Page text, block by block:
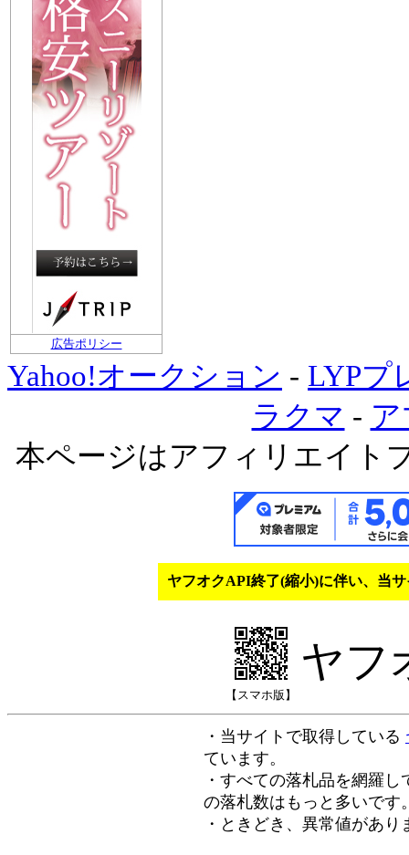
広告ポリシー
Yahoo!オークション - LYPプ
ラクマ -
本ページはアフィリエイト
ヤフオクAPI終了(縮小)に伴い、当
【スマホ版】
ヤフ
・当サイトで取得している
ています。
・すべての落札品を網羅
の落札数はもっと多いです
・ときどき、異常値があ